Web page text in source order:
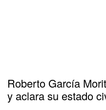
Roberto García
y aclara su estado